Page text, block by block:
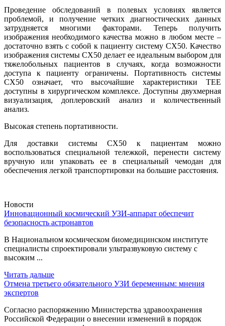
Проведение обследований в полевых условиях является
проблемой, и получение четких диагностических данных
затрудняется многими факторами. Теперь получить
изображения необходимого качества можно в любом месте –
достаточно взять с собой к пациенту систему CX50. Качество
изображения системы CX50 делает ее идеальным выбором для
тяжелобольных пациентов в случаях, когда возможности
доступа к пациенту ограничены. Портативность системы
CX50 означает, что высочайшие характеристики TEE
доступны в хирургическом комплексе. Доступны двухмерная
визуализация, доплеровский анализ и количественный
анализ.
Высокая степень портативности.
Для доставки системы CX50 к пациентам можно
воспользоваться специальной тележкой, перенести систему
вручную или упаковать ее в специальный чемодан для
обеспечения легкой транспортировки на большие расстояния.
Новости
Инновационный космический УЗИ-аппарат обеспечит
безопасность астронавтов
В Национальном космическом биомедицинском институте
специалисты спроектировали ультразвуковую систему с
высоким ...
Читать дальше
Отмена третьего обязательного УЗИ беременным: мнения
экспертов
Согласно распоряжению Министерства здравоохранения
Российской Федерации о внесении изменений в порядок